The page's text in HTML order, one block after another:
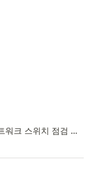
2023년 11월 29일(수) 일부 서버 네트워크 스위치 점검 안내